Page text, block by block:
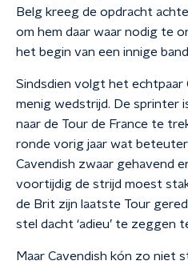
Belg kreeg de opdracht
om hem daar waar nodig te
het begin van een innige
Sindsdien volgt het echtpaar
menig wedstrijd. De sprinter
naar de Tour de France te
ronde vorig jaar wat
Cavendish zwaar gehavend
voortijdig de strijd moest
de Brit zijn laatste Tour
stel dacht ‘adieu’ te zeggen
Maar Cavendish kón zo niet